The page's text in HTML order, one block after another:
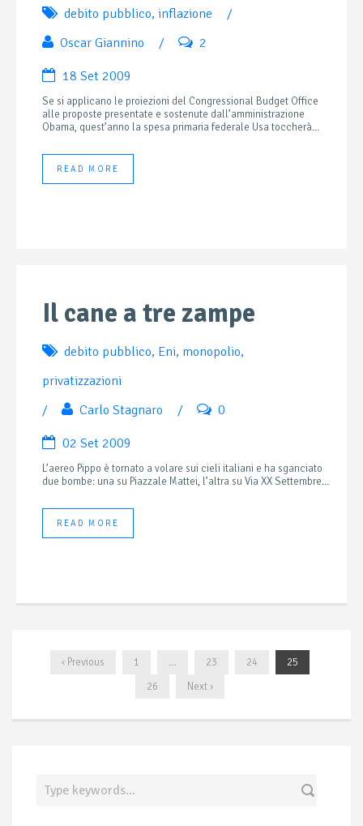
debito pubblico, inflazione
/
Oscar Giannino
/ 2
18 Set 2009
Se si applicano le proiezioni del Congressional Budget Office
alle proposte presentate e sostenute dall’amministrazione
Obama, quest’anno la spesa primaria federale Usa toccherà...
READ MORE
Il cane a tre zampe
debito pubblico, Eni, monopolio,
privatizzazioni
/
Carlo Stagnaro / 0
02 Set 2009
L’aereo Pippo è tornato a volare sui cieli italiani e ha sganciato
due bombe: una su Piazzale Mattei, l’altra su Via XX Settembre...
READ MORE
‹ Previous 1 … 23 24
25
26
Next ›